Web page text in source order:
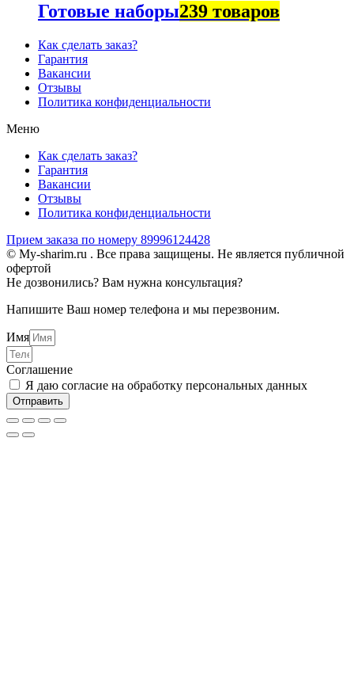
Готовые наборы239 товаров
Как сделать заказ?
Гарантия
Вакансии
Отзывы
Политика конфиденциальности
Меню
Как сделать заказ?
Гарантия
Вакансии
Отзывы
Политика конфиденциальности
Прием заказа по номеру 89996124428
© My-sharim.ru . Все права защищены. Не является публичной
офертой
Не дозвонились? Вам нужна консультация?
Напишите Ваш номер телефона и мы перезвоним.
Имя
Соглашение
Я даю согласие на обработку персональных данных
Отправить